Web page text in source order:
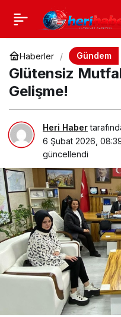
Haberler Gündem
Glütensiz
Gelişme!
Heri Haber
6 Şubat 2026,
güncellendi